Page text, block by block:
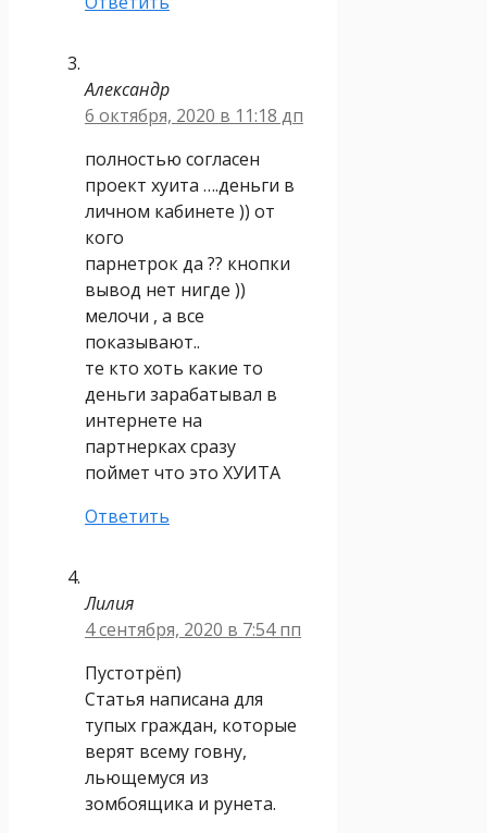
Александр
6 октября, 2020 в 11:18 дп
полностью согласен
проект хуита ….деньги в
личном кабинете )) от
кого
парнетрок да ?? кнопки
вывод нет нигде ))
мелочи , а все
показывают..
те кто хоть какие то
деньги зарабатывал в
интернете на
партнерках сразу
поймет что это ХУИТА
Ответить
Лилия
4 сентября, 2020 в 7:54 пп
Пустотрёп)
Статья написана для
тупых граждан, которые
верят всему говну,
льющемуся из
зомбоящика и рунета.